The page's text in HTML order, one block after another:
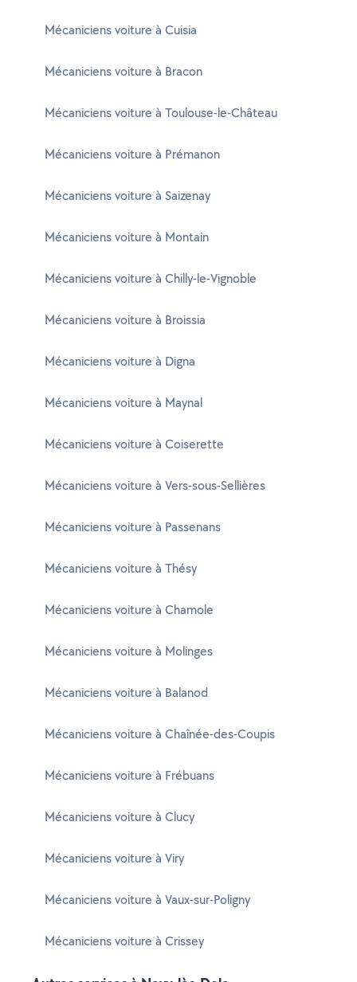
Mécaniciens voiture à Cuisia
Mécaniciens voiture à Bracon
Mécaniciens voiture à Toulouse-le-Château
Mécaniciens voiture à Prémanon
Mécaniciens voiture à Saizenay
Mécaniciens voiture à Montain
Mécaniciens voiture à Chilly-le-Vignoble
Mécaniciens voiture à Broissia
Mécaniciens voiture à Digna
Mécaniciens voiture à Maynal
Mécaniciens voiture à Coiserette
Mécaniciens voiture à Vers-sous-Sellières
Mécaniciens voiture à Passenans
Mécaniciens voiture à Thésy
Mécaniciens voiture à Chamole
Mécaniciens voiture à Molinges
Mécaniciens voiture à Balanod
Mécaniciens voiture à Chaînée-des-Coupis
Mécaniciens voiture à Frébuans
Mécaniciens voiture à Clucy
Mécaniciens voiture à Viry
Mécaniciens voiture à Vaux-sur-Poligny
Mécaniciens voiture à Crissey